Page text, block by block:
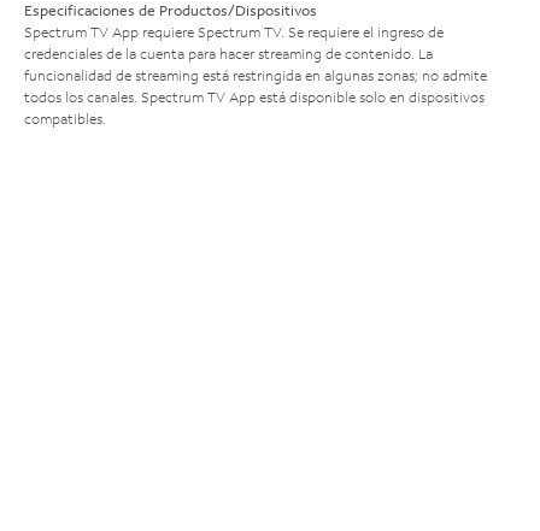
Especificaciones de Productos/Dispositivos
Spectrum TV App requiere Spectrum TV. Se requiere el ingreso de
credenciales de la cuenta para hacer streaming de contenido. La
funcionalidad de streaming está restringida en algunas zonas; no admite
todos los canales. Spectrum TV App está disponible solo en dispositivos
compatibles.